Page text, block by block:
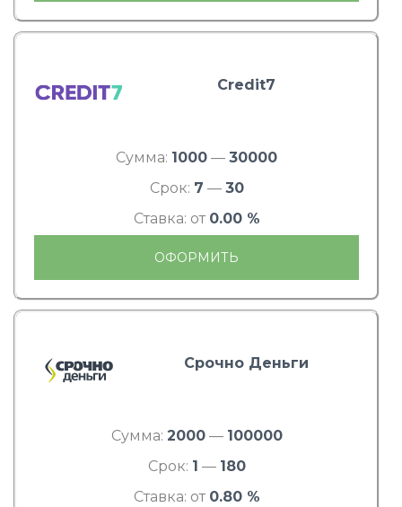
Credit7
Сумма: 1000 — 30000
Срок: 7 — 30
Ставка: от 0.00 %
ОФОРМИТЬ
Срочно Деньги
Сумма: 2000— 100000
Срок: 1 — 180
Ставка: от 0.80 %